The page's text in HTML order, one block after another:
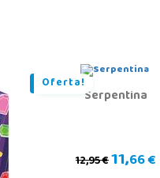
Oferta!
Serpentina
12,95 €11,66 €